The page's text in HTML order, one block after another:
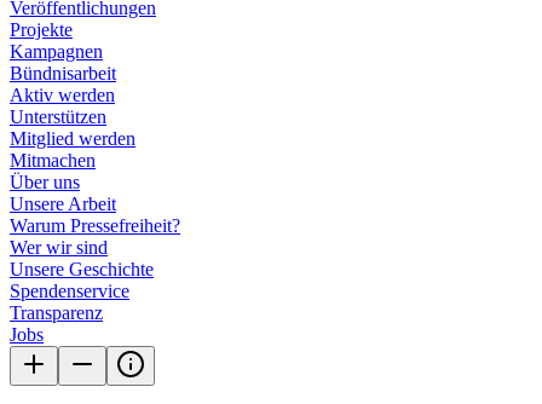
Veröffentlichungen
Projekte
Kampagnen
Bündnisarbeit
Aktiv werden
Unterstützen
Mitglied werden
Mitmachen
Über uns
Unsere Arbeit
Warum Pressefreiheit?
Wer wir sind
Unsere Geschichte
Spendenservice
Transparenz
Jobs